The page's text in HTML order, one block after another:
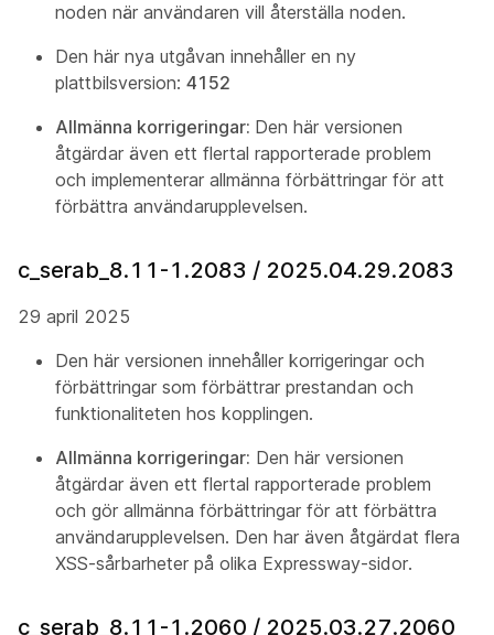
noden när användaren vill återställa noden.
Den här nya utgåvan innehåller en ny
plattbilsversion: 4152
Allmänna korrigeringar: Den här versionen
åtgärdar även ett flertal rapporterade problem
och implementerar allmänna förbättringar för att
förbättra användarupplevelsen.
c_serab_8.11-1.2083 / 2025.04.29.2083
29 april 2025
Den här versionen innehåller korrigeringar och
förbättringar som förbättrar prestandan och
funktionaliteten hos kopplingen.
Allmänna korrigeringar: Den här versionen
åtgärdar även ett flertal rapporterade problem
och gör allmänna förbättringar för att förbättra
användarupplevelsen. Den har även åtgärdat flera
XSS-sårbarheter på olika Expressway-sidor.
c_serab_8.11-1.2060 / 2025.03.27.2060